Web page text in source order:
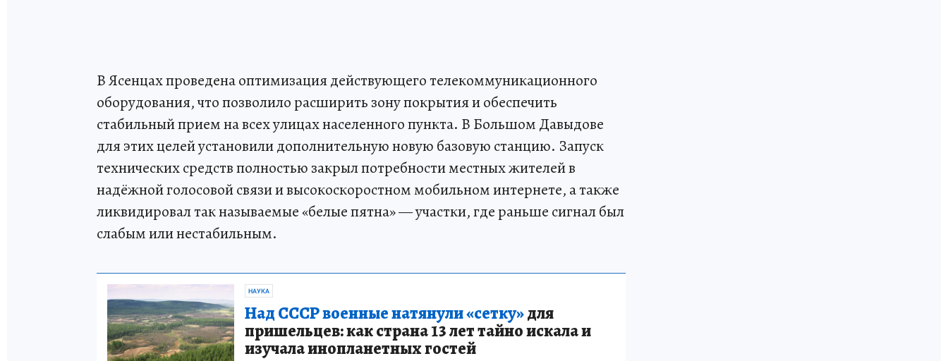
‎В Ясенцах проведена оптимизация действующего телекоммуникационного
оборудования, что позволило расширить зону покрытия и обеспечить
стабильный прием на всех улицах населенного пункта. В Большом Давыдове
для этих целей установили дополнительную новую базовую станцию. Запуск
технических средств полностью закрыл потребности местных жителей в
надёжной голосовой связи и высокоскоростном мобильном интернете, а также
ликвидировал так называемые «белые пятна» — участки, где раньше сигнал был
слабым или нестабильным.
НАУКА
Над СССР военные натянули «сетку»для
пришельцев: как страна 13 лет тайно искала и
изучала инопланетных гостей